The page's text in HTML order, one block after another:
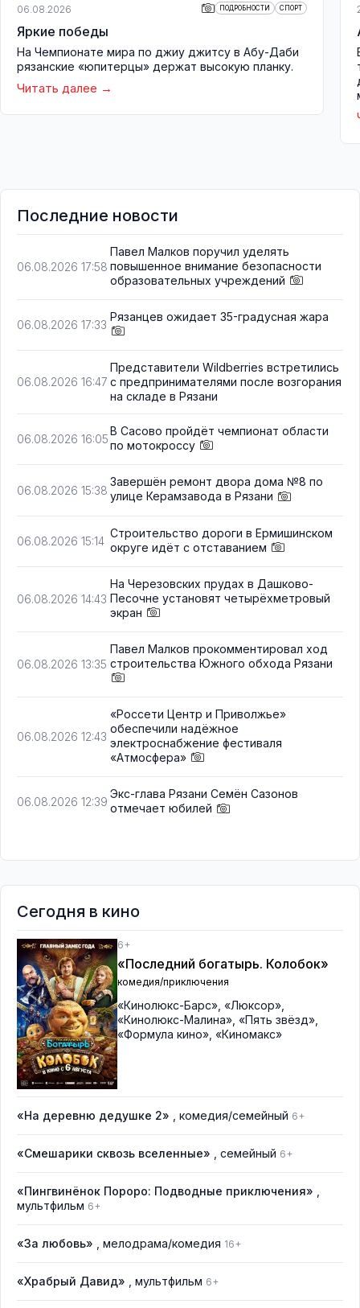
06.08.2026 ПОДРОБНОСТИ СПОРТ
Яркие победы
На Чемпионате мира по джиу джитсу в Абу-Даби
рязанские «юпитерцы» держат высокую планку.
Читать далее
Последние новости
06.08.2026 17:58
Павел Малков поручил уделять
повышенное внимание безопасности
образовательных учреждений
06.08.2026 17:33
Рязанцев ожидает 35-градусная жара
06.08.2026 16:47
Представители Wildberries встретились
с предпринимателями после возгорания
на складе в Рязани
06.08.2026 16:05
В Сасово пройдёт чемпионат области
по мотокроссу
06.08.2026 15:38
Завершён ремонт двора дома №8 по
улице Керамзавода в Рязани
06.08.2026 15:14
Строительство дороги в Ермишинском
округе идёт с отставанием
06.08.2026 14:43
На Черезовских прудах в Дашково-
Песочне установят четырёхметровый
экран
06.08.2026 13:35
Павел Малков прокомментировал ход
строительства Южного обхода Рязани
06.08.2026 12:43
«Россети Центр и Приволжье»
обеспечили надёжное
электроснабжение фестиваля
«Атмосфера»
06.08.2026 12:39
Экс-глава Рязани Семён Сазонов
отмечает юбилей
Сегодня в кино
6+
«Последний богатырь. Колобок»
комедия/приключения
«Кинолюкс-Барс» «Люксор»
«Кинолюкс-Малина» «Пять звёзд»
«Формула кино» «Киномакс»
«На деревню дедушке 2» , комедия/семейный 6+
«Смешарики сквозь вселенные» , семейный 6+
«Пингвинёнок Пороро: Подводные приключения»
мультфильм 6+
«За любовь» , мелодрама/комедия 16+
«Храбрый Давид» , мультфильм 6+